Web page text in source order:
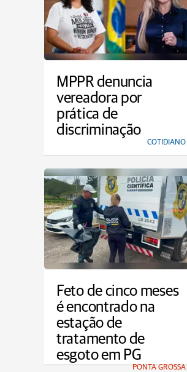
MPPR denuncia
vereadora por
prática de
discriminação
COTIDIANO
Feto de cinco meses
é encontrado na
estação de
tratamento de
esgoto em PG
PONTA GROSSA